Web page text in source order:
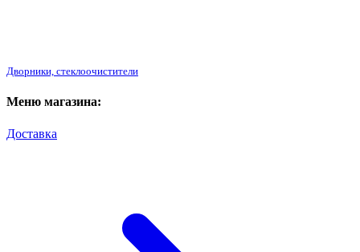
Дворники, стеклоочистители
Меню магазина:
Доставка